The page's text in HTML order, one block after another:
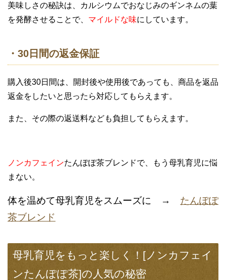
美味しさの秘訣は、カルシウムでおなじみのギンネムの葉
を発酵させることで、 マイルドな味にしています。
・30日間の返金保証
購入後30日間は、開封後や使用後であっても、商品を返品
返金をしたいと思ったら対応してもらえます。
また、その際の返送料なども負担してもらえます。
ノンカフェインたんぽぽ茶ブレンドで、もう母乳育児に悩
まない。
体を温めて母乳育児をスムーズに → たんぽぽ
茶ブレンド
母乳育児をもっと楽しく！[ノンカフェイ
ンたんぽぽ茶]の人気の秘密